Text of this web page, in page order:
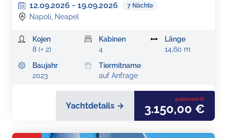
12.09.2026 - 19.09.2026 7 Nächte
Napoli, Neapel
Kojen
8 (+ 2)
Kabinen
4
Länge
14,60 m
Baujahr
2023
Tiermitname
auf Anfrage
Yachtdetails →
4.200,00 €
3.150,00 €